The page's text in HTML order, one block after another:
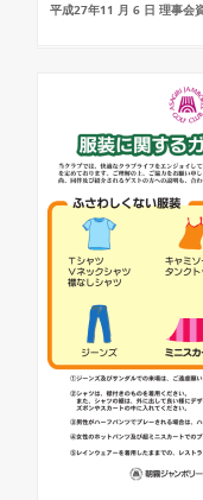
平成27年11 月 6 日 理事会